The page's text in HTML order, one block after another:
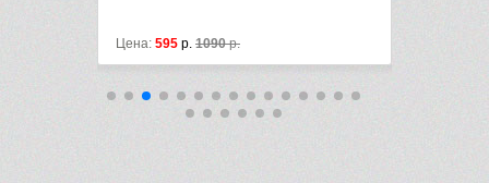
Цена:690 р.1070р.